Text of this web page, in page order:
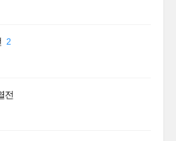
2
전